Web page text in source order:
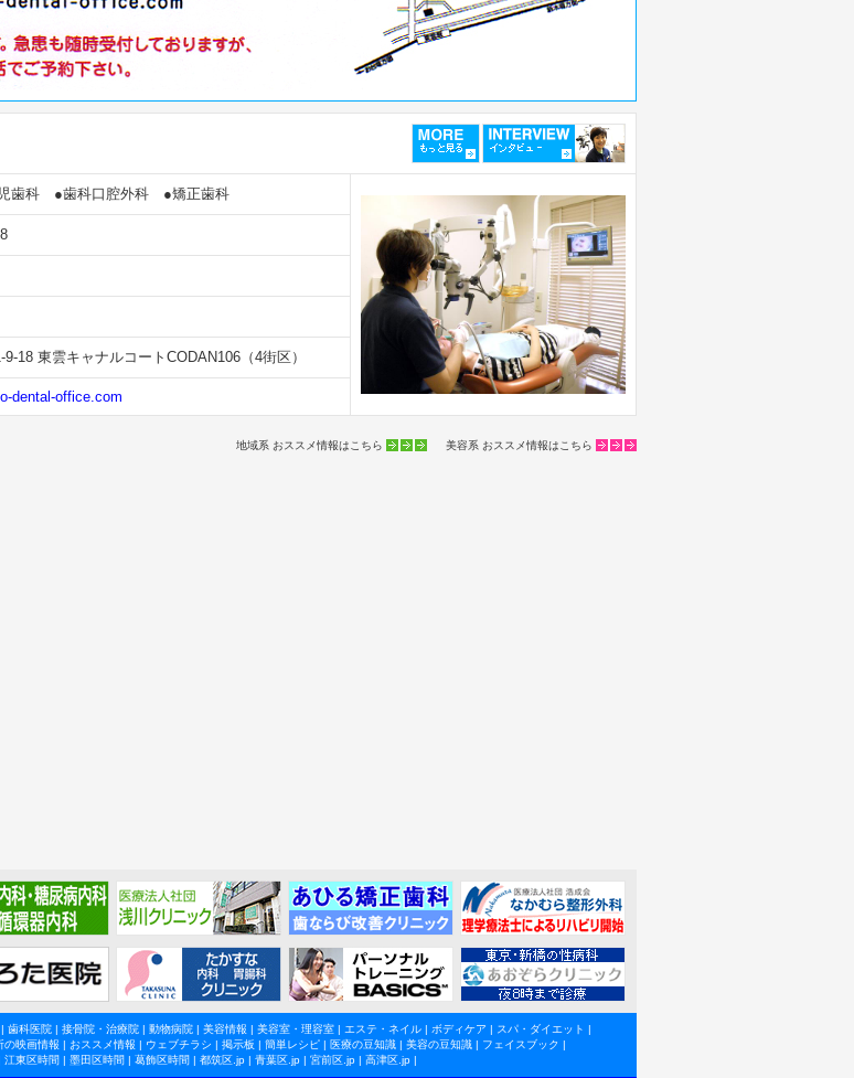
歯科 ●歯科口腔外科 ●矯正歯科
18 東雲キャナルコートCODAN106（4街区）
dental-office.com
地域系 おススメ情報はこちら 美容系 おススメ情報はこちら
歯科医院| 接骨院・治療院| 動物病院| 美容情報 | 美容室・理容室| エステ・ネイル| ボディケア | スパ・ダイエット |
の映画情報 | おススメ情報 | ウェブチラシ | 掲示板 | 簡単レシピ| 医療の豆知識| 美容の豆知識| フェイスブック |
江東区時間 | 墨田区時間 | 葛飾区時間 | 都筑区.jp | 青葉区.jp | 宮前区.jp | 高津区.jp |